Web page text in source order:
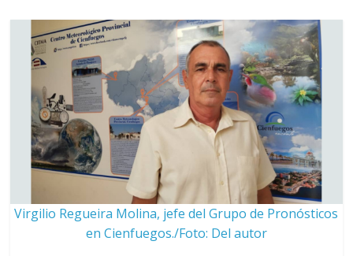
Virgilio Regueira Molina, jefe del Grupo de Pronósticos
en Cienfuegos./Foto: Del autor